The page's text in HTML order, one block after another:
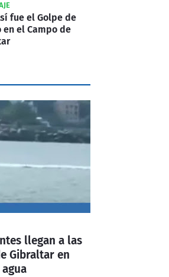
fue el Golpe de
en el Campo de
llegan a las
Gibraltar en